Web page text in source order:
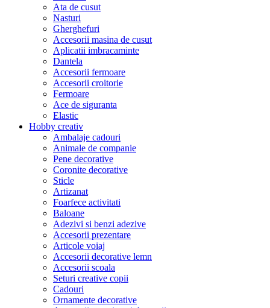
Ata de cusut
Nasturi
Gherghefuri
Accesorii masina de cusut
Aplicatii imbracaminte
Dantela
Accesorii fermoare
Accesorii croitorie
Fermoare
Ace de siguranta
Elastic
Hobby creativ
Ambalaje cadouri
Animale de companie
Pene decorative
Coronite decorative
Sticle
Artizanat
Foarfece activitati
Baloane
Adezivi si benzi adezive
Accesorii prezentare
Articole voiaj
Accesorii decorative lemn
Accesorii scoala
Seturi creative copii
Cadouri
Ornamente decorative